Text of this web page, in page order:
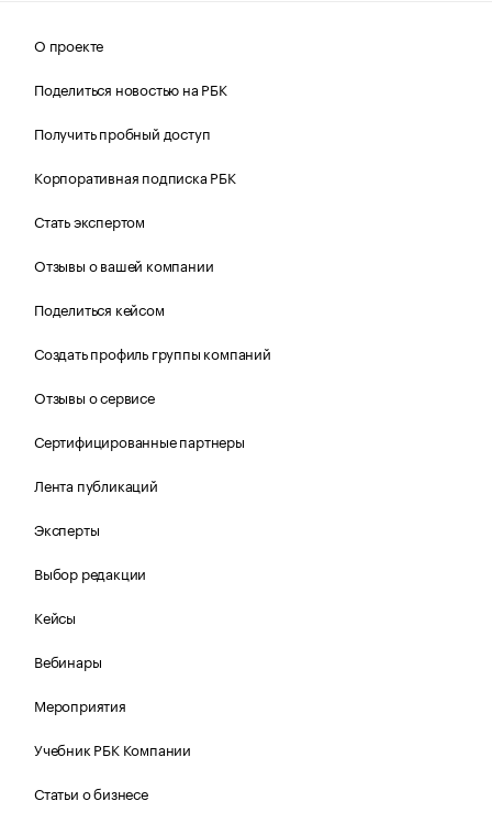
О проекте
Поделиться новостью на РБК
Получить пробный доступ
Корпоративная подписка РБК
Стать экспертом
Отзывы о вашей компании
Поделиться кейсом
Создать профиль группы компаний
Отзывы о сервисе
Сертифицированные партнеры
Лента публикаций
Эксперты
Выбор редакции
Кейсы
Вебинары
Мероприятия
Учебник РБК Компании
Статьи о бизнесе